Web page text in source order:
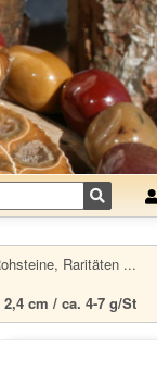
Raritäten ...
cm / ca. 4-7 g/St